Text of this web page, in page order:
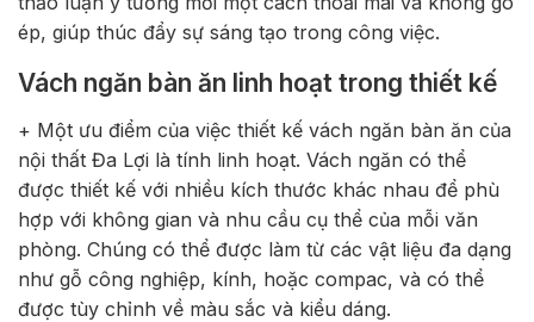
ép, giúp thúc đẩy sự sáng tạo trong công việc.
Vách ngăn bàn ăn linh hoạt trong thiết kế
+ Một ưu điểm của việc thiết kế vách ngăn bàn ăn của
nội thất Đa Lợi là tính linh hoạt. Vách ngăn có thể
được thiết kế với nhiều kích thước khác nhau để phù
hợp với không gian và nhu cầu cụ thể của mỗi văn
phòng. Chúng có thể được làm từ các vật liệu đa dạng
như gỗ công nghiệp, kính, hoặc compac, và có thể
được tùy chỉnh về màu sắc và kiểu dáng.